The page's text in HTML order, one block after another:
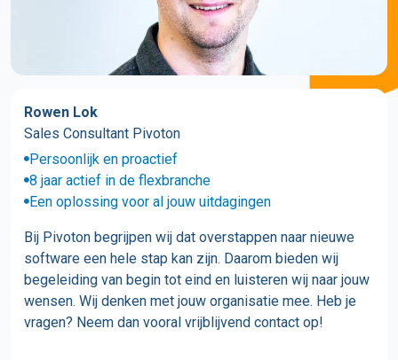
Rowen Lok
Sales Consultant Pivoton
Persoonlijk en proactief
8 jaar actief in de flexbranche
Een oplossing voor al jouw uitdagingen
Bij Pivoton begrijpen wij dat overstappen naar nieuwe
software een hele stap kan zijn. Daarom bieden wij
begeleiding van begin tot eind en luisteren wij naar jouw
wensen. Wij denken met jouw organisatie mee. Heb je
vragen? Neem dan vooral vrijblijvend contact op!